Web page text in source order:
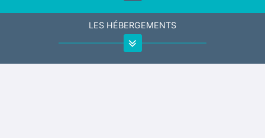
LES HÉBERGEMENTS